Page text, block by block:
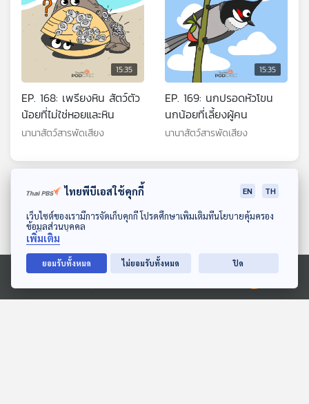
ดาวน์โหลด Thai PBS Podcast Application
Ⓒ 2020 องค์การกระจายเสียงและแพร่ภาพสาธารณะแห่งประเทศไทย
15:35
EP. 168: เพรียงหิน สัตว์ตัว
น้อยที่ไม่ใช่หอยและหิน
นานาสัตว์สารพัดเสียง
15:35
EP. 169: นกปรอดหัวโขน
นกน้อยที่เลี้ยงผู้คน
นานาสัตว์สารพัดเสียง
ตอนที่เกี่ยวข้องไทยพีบีเอสใช้คุกกี้ EN TH
เว็บไซต์ของเรามีการจัดเก็บคุกกี้ โปรดศึกษาเพิ่มเติมที่นโยบายคุ้มครอง
ข้อมูลส่วนบุคคล
เพิ่มเติม
ยอมรับทั้งหมด ไม่ยอมรับทั้งหมด ปิด